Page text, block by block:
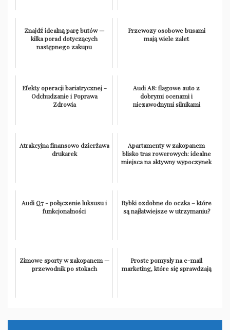
Znajdź idealną parę butów —
kilka porad dotyczących
następnego zakupu
Przewozy osobowe busami
mają wiele zalet
Efekty operacji bariatrycznej -
Odchudzanie i Poprawa
Zdrowia
Audi A8: flagowe auto z
dobrymi ocenami i
niezawodnymi silnikami
Atrakcyjna finansowo dzierżawa
drukarek
Apartamenty w zakopanem
blisko tras rowerowych: idealne
miejsca na aktywny wypoczynek
Audi Q7 - połączenie luksusu i
funkcjonalności
Rybki ozdobne do oczka – które
są najłatwiejsze w utrzymaniu?
Zimowe sporty w zakopanem —
przewodnik po stokach
Proste pomysły na e-mail
marketing, które się sprawdzają